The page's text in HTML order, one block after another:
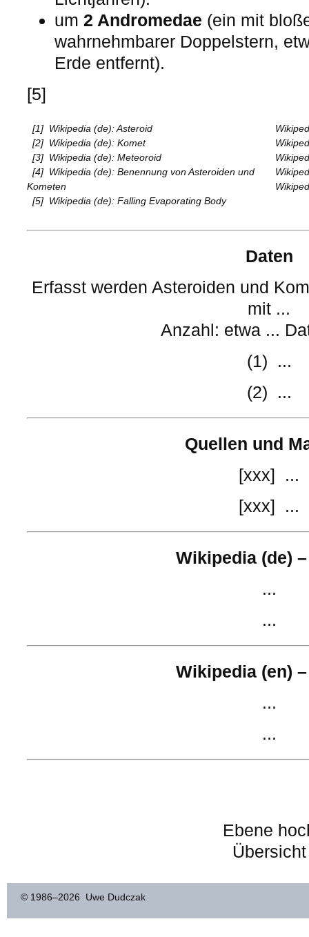
um 2 Andromedae (ein mit
wahrnehmbarer Doppelstern,
Erde entfernt).
[5]
[1] Wikipedia (de): Asteroid
[2] Wikipedia (de): Komet
[3] Wikipedia (de): Meteoroid
[4] Wikipedia (de): Benennung von Asteroiden und
Kometen
[5] Wikipedia (de): Falling Evaporating Body
Daten
Erfasst werden Asteroiden und
mit ...
Anzahl: etwa ...
(1) ...
(2) ...
Quellen und
[xxx] ...
[xxx] ...
Wikipedia (de)
...
...
Wikipedia (en)
...
...
Ebene
Übersicht
© 1986–2026 Uwe Dudczak